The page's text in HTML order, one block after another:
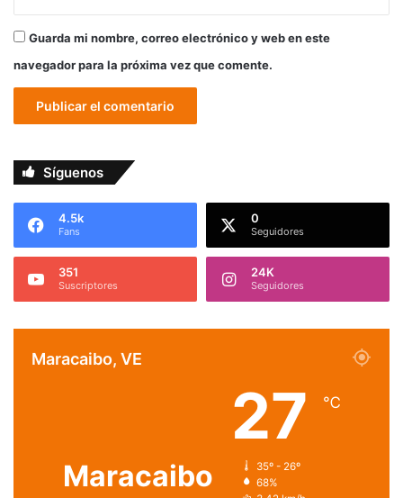
Guarda mi nombre, correo electrónico y web en este
navegador para la próxima vez que comente.
Síguenos
4.5k
Fans
0
Seguidores
351
Suscriptores
24K
Seguidores
Maracaibo, VE
Maracaibo
27 ℃
35º - 26º
68%